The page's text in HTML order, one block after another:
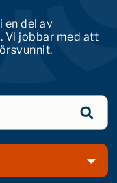
en del av
Vi jobbar med att